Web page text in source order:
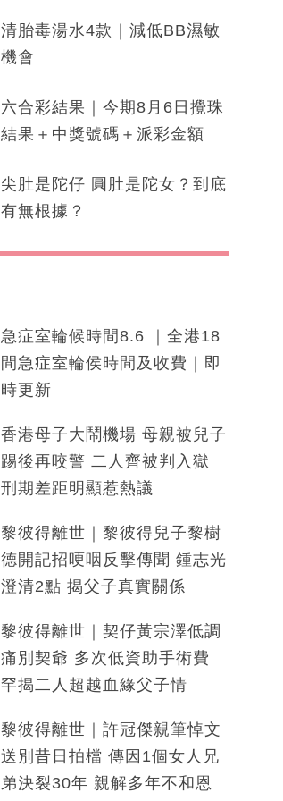
清胎毒湯水4款｜減低BB濕敏
機會
六合彩結果｜今期8月6日攪珠
結果＋中獎號碼＋派彩金額
尖肚是陀仔 圓肚是陀女？到底
有無根據？
急症室輪候時間8.6 ｜全港18
間急症室輪侯時間及收費｜即
時更新
香港母子大鬧機場 母親被兒子
踢後再咬警 二人齊被判入獄
刑期差距明顯惹熱議
黎彼得離世｜黎彼得兒子黎樹
德開記招哽咽反擊傳聞 鍾志光
澄清2點 揭父子真實關係
黎彼得離世｜契仔黃宗澤低調
痛別契爺 多次低資助手術費
罕揭二人超越血緣父子情
黎彼得離世｜許冠傑親筆悼文
送別昔日拍檔 傳因1個女人兄
弟決裂30年 親解多年不和恩